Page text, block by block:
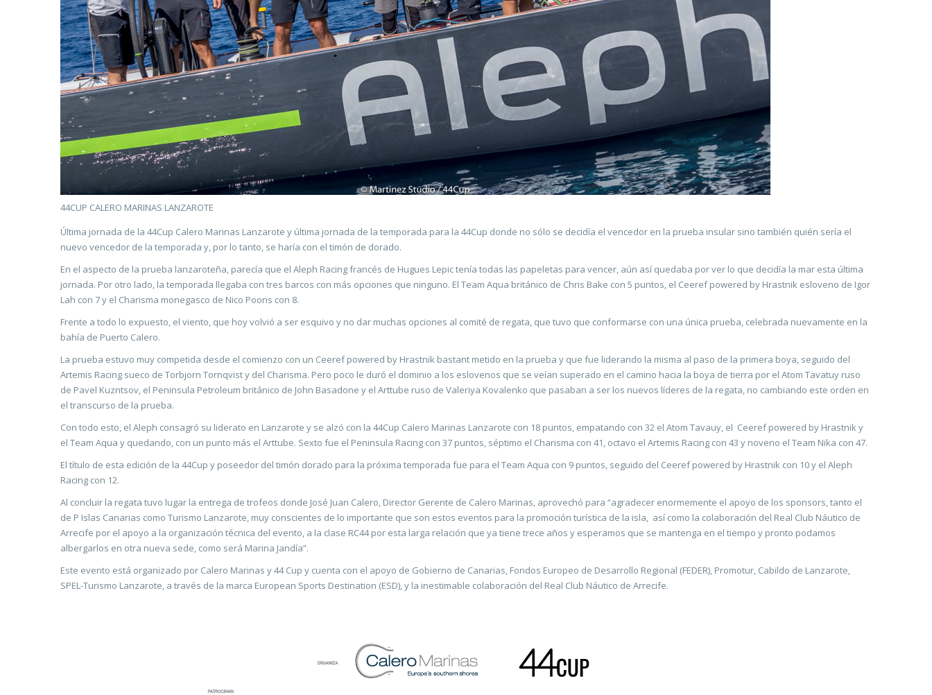
44CUP CALERO MARINAS LANZAROTE
Última jornada de la 44Cup Calero Marinas Lanzarote y última jornada de la temporada para la 44Cup donde no sólo se decidía el vencedor en la prueba insular sino también quién sería el
nuevo vencedor de la temporada y, por lo tanto, se haría con el timón de dorado.
En el aspecto de la prueba lanzaroteña, parecía que el Aleph Racing francés de Hugues Lepic tenía todas las papeletas para vencer, aún así quedaba por ver lo que decidía la mar esta última
jornada. Por otro lado, la temporada llegaba con tres barcos con más opciones que ninguno. El Team Aqua británico de Chris Bake con 5 puntos, el Ceeref powered by Hrastnik esloveno de Igor
Lah con 7 y el Charisma monegasco de Nico Poons con 8.
Frente a todo lo expuesto, el viento, que hoy volvió a ser esquivo y no dar muchas opciones al comité de regata, que tuvo que conformarse con una única prueba, celebrada nuevamente en la
bahía de Puerto Calero.
La prueba estuvo muy competida desde el comienzo con un Ceeref powered by Hrastnik bastant metido en la prueba y que fue liderando la misma al paso de la primera boya, seguido del
Artemis Racing sueco de Torbjorn Tornqvist y del Charisma. Pero poco le duró el dominio a los eslovenos que se veían superado en el camino hacia la boya de tierra por el Atom Tavatuy ruso
de Pavel Kuzntsov, el Peninsula Petroleum británico de John Basadone y el Arttube ruso de Valeriya Kovalenko que pasaban a ser los nuevos líderes de la regata, no cambiando este orden en
el transcurso de la prueba.
Con todo esto, el Aleph consagró su liderato en Lanzarote y se alzó con la 44Cup Calero Marinas Lanzarote con 18 puntos, empatando con 32 el Atom Tavauy, el Ceeref powered by Hrastnik y
el Team Aqua y quedando, con un punto más el Arttube. Sexto fue el Peninsula Racing con 37 puntos, séptimo el Charisma con 41, octavo el Artemis Racing con 43 y noveno el Team Nika con 47.
El título de esta edición de la 44Cup y poseedor del timón dorado para la próxima temporada fue para el Team Aqua con 9 puntos, seguido del Ceeref powered by Hrastnik con 10 y el Aleph
Racing con 12.
Al concluir la regata tuvo lugar la entrega de trofeos donde José Juan Calero, Director Gerente de Calero Marinas, aprovechó para “agradecer enormemente el apoyo de los sponsors, tanto el
de P Islas Canarias como Turismo Lanzarote, muy conscientes de lo importante que son estos eventos para la promoción turística de la isla, así como la colaboración del Real Club Náutico de
Arrecife por el apoyo a la organización técnica del evento, a la clase RC44 por esta larga relación que ya tiene trece años y esperamos que se mantenga en el tiempo y pronto podamos
albergarlos en otra nueva sede, como será Marina Jandía”.
Este evento está organizado por Calero Marinas y 44 Cup y cuenta con el apoyo de Gobierno de Canarias, Fondos Europeo de Desarrollo Regional (FEDER), Promotur, Cabildo de Lanzarote,
SPEL-Turismo Lanzarote, a través de la marca European Sports Destination (ESD), y la inestimable colaboración del Real Club Náutico de Arrecife.